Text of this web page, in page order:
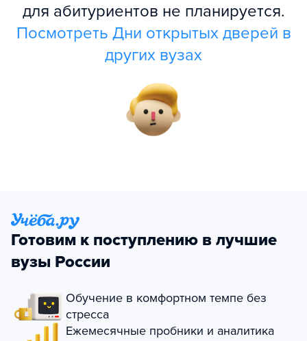
для абитуриентов не планируется.
Посмотреть Дни открытых дверей в
других вузах
Готовим к поступлению в лучшие
вузы России
Обучение в комфортном темпе без
стресса
Ежемесячные пробники и аналитика